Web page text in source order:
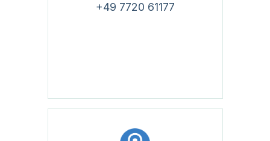
+49 7720 61177